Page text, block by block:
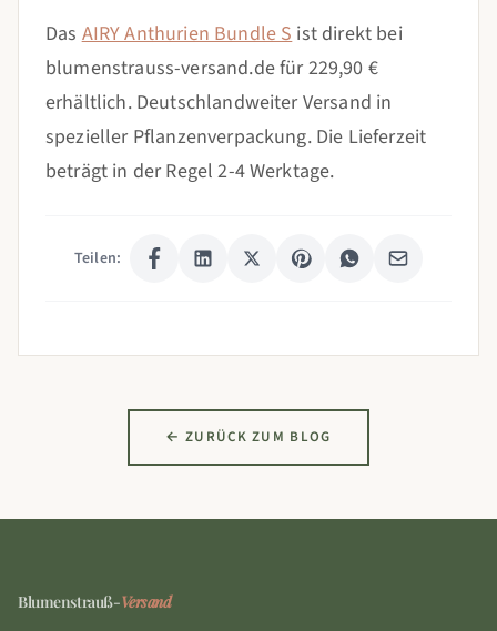
DasAIRY Anthurien Bundle Sist direkt bei
blumenstrauss-versand.de für 229,90 €
erhältlich. Deutschlandweiter Versand in
spezieller Pflanzenverpackung. Die Lieferzeit
beträgt in der Regel 2-4 Werktage.
Teilen:
← ZURÜCK ZUM BLOG
Blumenstrauß-Versand